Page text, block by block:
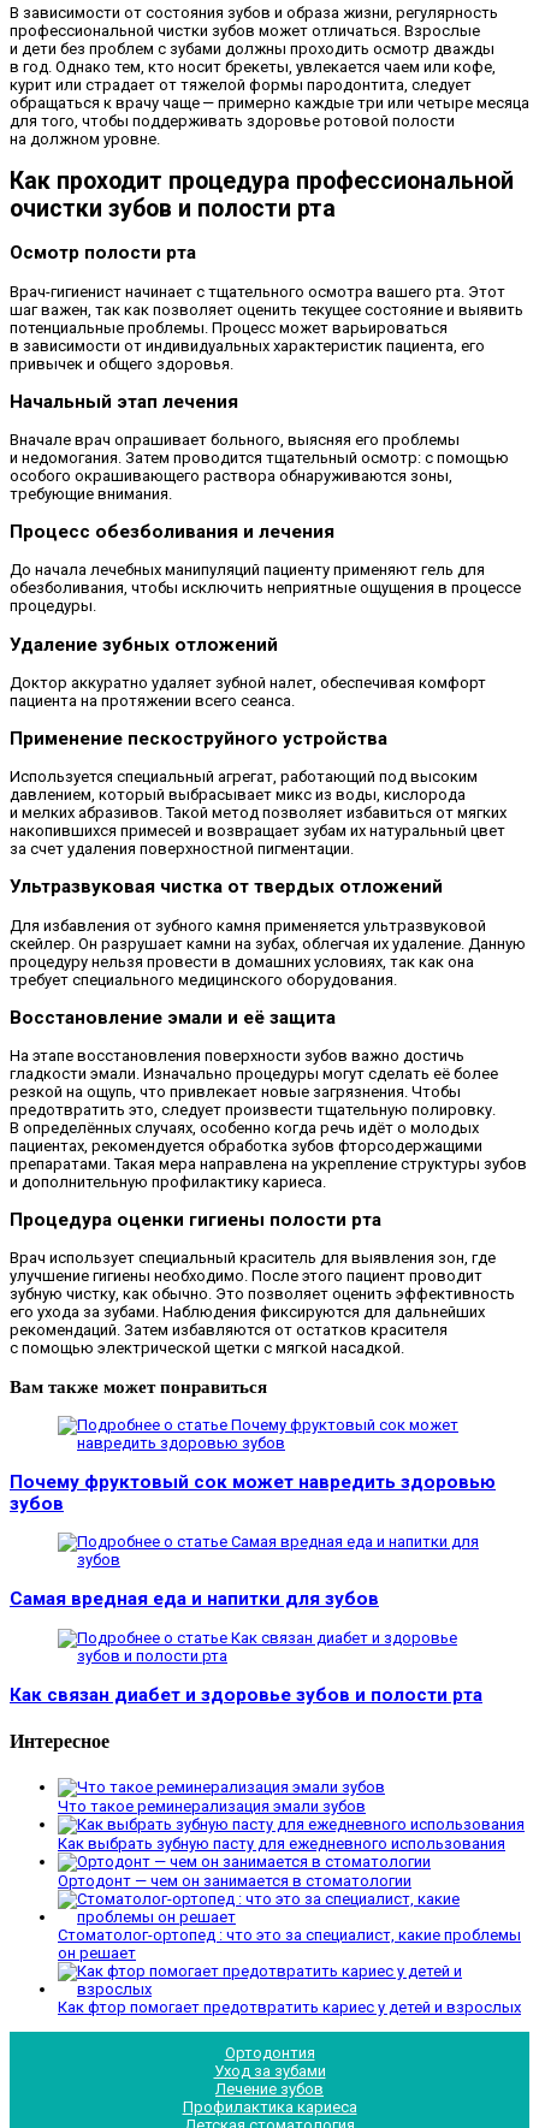
В зависимости от состояния зубов и образа жизни, регулярность
профессиональной чистки зубов может отличаться. Взрослые
и дети без проблем с зубами должны проходить осмотр дважды
в год. Однако тем, кто носит брекеты, увлекается чаем или кофе,
курит или страдает от тяжелой формы пародонтита, следует
обращаться к врачу чаще — примерно каждые три или четыре месяца
для того, чтобы поддерживать здоровье ротовой полости
на должном уровне.
Как проходит процедура профессиональной
очистки зубов и полости рта
Осмотр полости рта
Врач-гигиенист начинает с тщательного осмотра вашего рта. Этот
шаг важен, так как позволяет оценить текущее состояние и выявить
потенциальные проблемы. Процесс может варьироваться
в зависимости от индивидуальных характеристик пациента, его
привычек и общего здоровья.
Начальный этап лечения
Вначале врач опрашивает больного, выясняя его проблемы
и недомогания. Затем проводится тщательный осмотр: с помощью
особого окрашивающего раствора обнаруживаются зоны,
требующие внимания.
Процесс обезболивания и лечения
До начала лечебных манипуляций пациенту применяют гель для
обезболивания, чтобы исключить неприятные ощущения в процессе
процедуры.
Удаление зубных отложений
Доктор аккуратно удаляет зубной налет, обеспечивая комфорт
пациента на протяжении всего сеанса.
Применение пескоструйного устройства
Используется специальный агрегат, работающий под высоким
давлением, который выбрасывает микс из воды, кислорода
и мелких абразивов. Такой метод позволяет избавиться от мягких
накопившихся примесей и возвращает зубам их натуральный цвет
за счет удаления поверхностной пигментации.
Ультразвуковая чистка от твердых отложений
Для избавления от зубного камня применяется ультразвуковой
скейлер. Он разрушает камни на зубах, облегчая их удаление. Данную
процедуру нельзя провести в домашних условиях, так как она
требует специального медицинского оборудования.
Восстановление эмали и её защита
На этапе восстановления поверхности зубов важно достичь
гладкости эмали. Изначально процедуры могут сделать её более
резкой на ощупь, что привлекает новые загрязнения. Чтобы
предотвратить это, следует произвести тщательную полировку.
В определённых случаях, особенно когда речь идёт о молодых
пациентах, рекомендуется обработка зубов фторсодержащими
препаратами. Такая мера направлена на укрепление структуры зубов
и дополнительную профилактику кариеса.
Процедура оценки гигиены полости рта
Врач использует специальный краситель для выявления зон, где
улучшение гигиены необходимо. После этого пациент проводит
зубную чистку, как обычно. Это позволяет оценить эффективность
его ухода за зубами. Наблюдения фиксируются для дальнейших
рекомендаций. Затем избавляются от остатков красителя
с помощью электрической щетки с мягкой насадкой.
Вам также может понравиться
Почему фруктовый сок может навредить здоровью
зубов
Самая вредная еда и напитки для зубов
Как связан диабет и здоровье зубов и полости рта
Интересное
Что такое реминерализация эмали зубов
Как выбрать зубную пасту для ежедневного использования
Ортодонт — чем он занимается в стоматологии
Стоматолог-ортопед : что это за специалист, какие проблемы
он решает
Как фтор помогает предотвратить кариес у детей и взрослых
Ортодонтия
Уход за зубами
Лечение зубов
Профилактика кариеса